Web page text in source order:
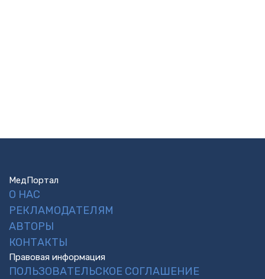
МедПортал
О НАС
РЕКЛАМОДАТЕЛЯМ
АВТОРЫ
КОНТАКТЫ
Правовая информация
ПОЛЬЗОВАТЕЛЬСКОЕ СОГЛАШЕНИЕ